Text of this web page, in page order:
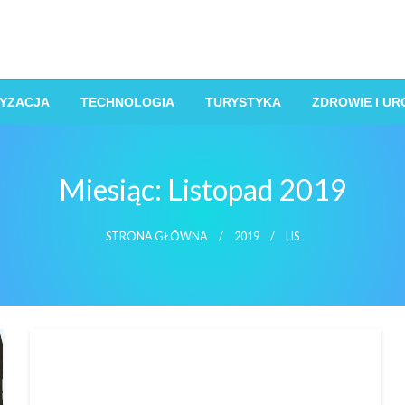
TECHNOLOGIA TURYSTYKA ZDROWIE I
Miesiąc: Listopad 2019
STRONA GŁÓWNA 2019 LIS